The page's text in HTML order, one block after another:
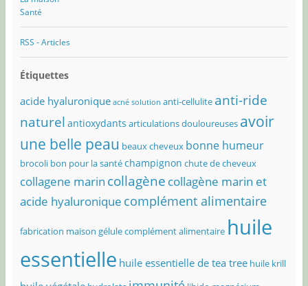
Santé
RSS - Articles
Étiquettes
acide hyaluronique acné solution anti-cellulite anti-ride
naturel antioxydants articulations douloureuses avoir
une belle peau beaux cheveux bonne humeur
brocoli bon pour la santé champignon chute de cheveux
collagene marin collagène collagène marin et
acide hyaluronique complément alimentaire
fabrication maison gélule complément alimentaire huile
essentielle huile essentielle de tea tree huile krill